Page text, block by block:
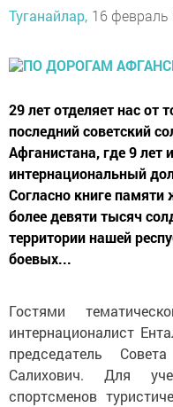
Туганайлар, 16 февраль
29 лет отделяет нас от
последний советский
Афганистана, где 9 лет
интернациональный
Согласно книге
более девяти тысяч
территории нашей
боевых...
Гостями
интернационалист
председатель
Салихович. Для
спортсменов